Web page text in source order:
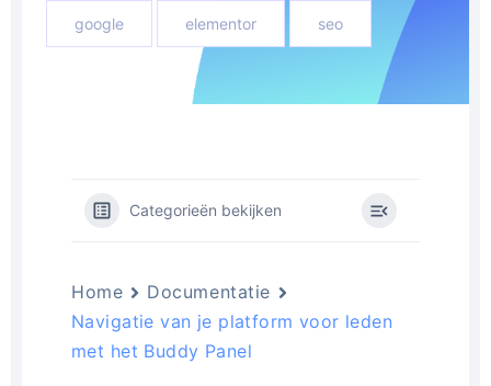
google elementor seo
Categorieën bekijken
Home
Documentatie
Navigatie van je platform voor leden
met het Buddy Panel